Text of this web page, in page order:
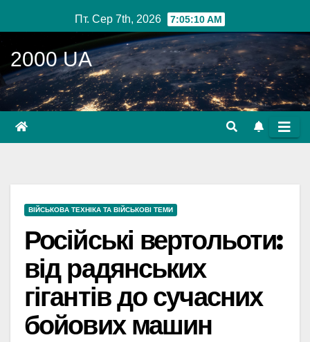
до
вмісту
Пт. Сер 7th, 2026 7:05:10 AM
2000 UA
ВІЙСЬКОВА ТЕХНІКА ТА ВІЙСЬКОВІ ТЕМИ
Російські вертольоти:
від радянських
гігантів до сучасних
бойових машин